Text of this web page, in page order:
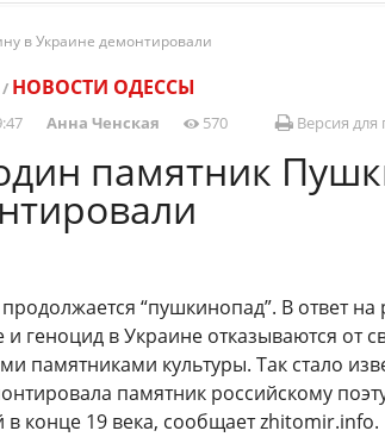
в Украине демонтировали
/ НОВОСТИ ОДЕССЫ
Анна Ченская 570 Версия для
памятник
“пушкинопад”. В ответ
геноцид в Украине отказываются от
памятниками культуры. Так стало
памятник российскому
в конце 19 века, сообщает zhitomir.info.